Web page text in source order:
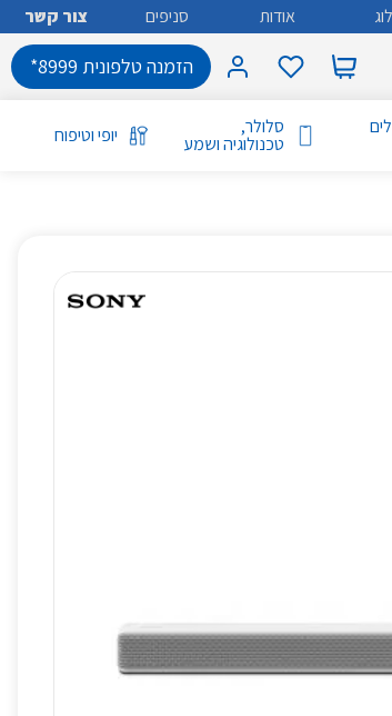
אודות סניפים צור קשר
הזמנה טלפונית 8999*
סלולר,
טכנולוגיה ושמע יופי וטיפוח